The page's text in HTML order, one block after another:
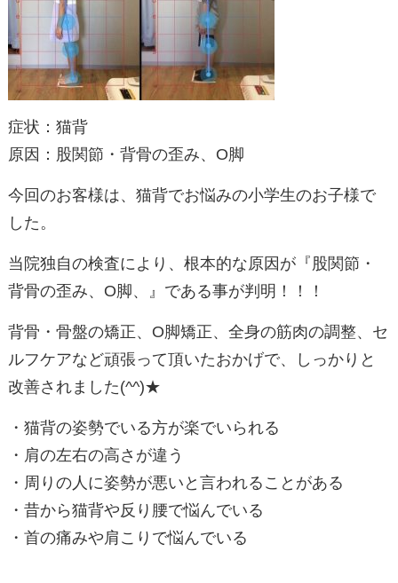
症状：猫背
原因：股関節・背骨の歪み、O脚
今回のお客様は、猫背でお悩みの小学生のお子様で
した。
当院独自の検査により、根本的な原因が『股関節・
背骨の歪み、O脚、』である事が判明！！！
背骨・骨盤の矯正、O脚矯正、全身の筋肉の調整、セ
ルフケアなど頑張って頂いたおかげで、しっかりと
改善されました(^^)★
・猫背の姿勢でいる方が楽でいられる
・肩の左右の高さが違う
・周りの人に姿勢が悪いと言われることがある
・昔から猫背や反り腰で悩んでいる
・首の痛みや肩こりで悩んでいる